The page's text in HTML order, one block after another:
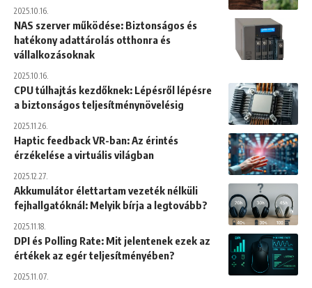
2025.10.16.
NAS szerver működése: Biztonságos és
hatékony adattárolás otthonra és
vállalkozásoknak
2025.10.16.
CPU túlhajtás kezdőknek: Lépésről lépésre
a biztonságos teljesítménynövelésig
2025.11.26.
Haptic feedback VR-ban: Az érintés
érzékelése a virtuális világban
2025.12.27.
Akkumulátor élettartam vezeték nélküli
fejhallgatóknál: Melyik bírja a legtovább?
2025.11.18.
DPI és Polling Rate: Mit jelentenek ezek az
értékek az egér teljesítményében?
2025.11.07.